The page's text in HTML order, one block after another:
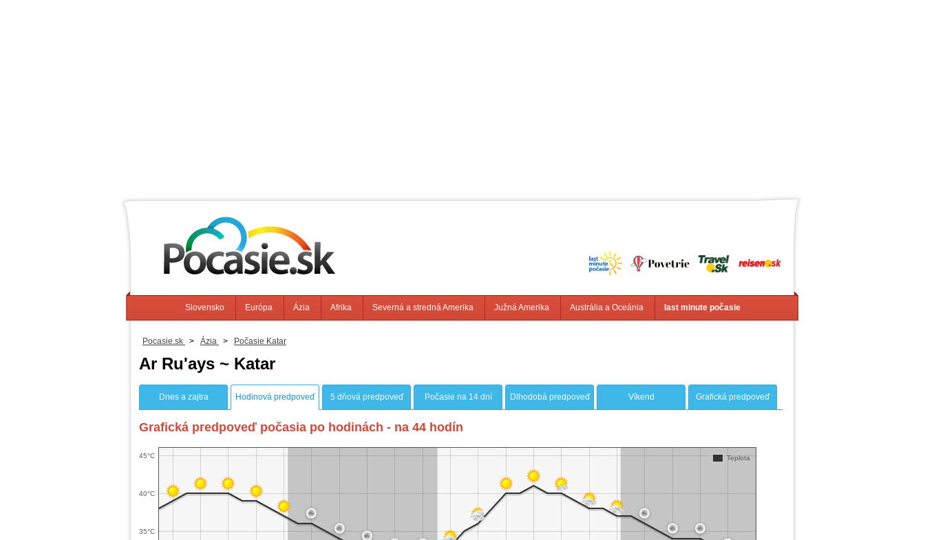
Slovensko Európa Ázia Afrika Severná a stredná Amerika Južná Amerika Austrália a Oceánia last minute počasie
Pocasie.sk > Ázia > Počasie Katar
Ar Ru'ays ~ Katar
Dnes a zajtra Hodinová predpoveď 5 dňová predpoveď Počasie na 14 dní Dlhodobá predpoveď Víkend Grafická predpoveď
Grafická predpoveď počasia po hodinách - na 44 hodín
35°C
40°C
45°C Teplota